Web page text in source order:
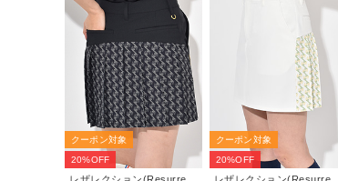
クーポン対象
20%OFF
クーポン対象
20%OFF